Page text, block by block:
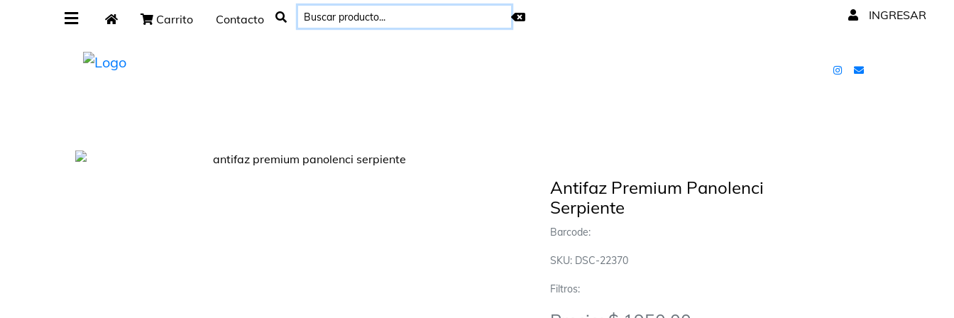
Carrito Contacto INGRESAR
Antifaz Premium Panolenci
Serpiente
Barcode:
SKU: DSC-22370
Filtros: